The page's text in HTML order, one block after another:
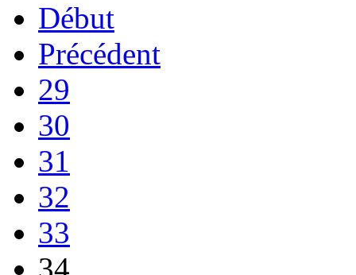
Début
Précédent
29
30
31
32
33